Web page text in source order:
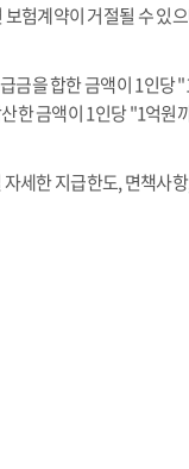
험계약이 거절될 수 있
금을 합한 금액이 1인당
한 금액이 1인당 "1억원
세한 지급한도, 면책사